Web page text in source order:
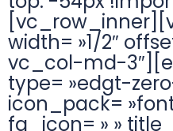
width= »1/2″
vc_col-md-
type= »edgt-
icon_pack=
fa_icon= » »